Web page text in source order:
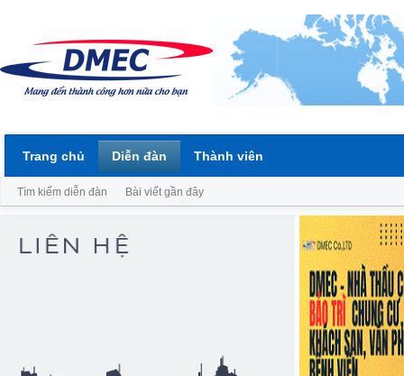
Trang chủ Diễn đàn
Tìm kiếm diễn đàn Bài viết gần đây
Thành viên